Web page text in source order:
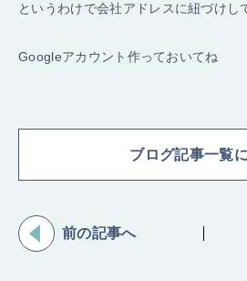
というわけで会社アドレスに紐づけし
Googleアカウント作っておいてね
ブログ記事一覧
前の記事へ